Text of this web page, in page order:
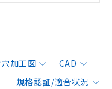
加工図
CAD
規格認証/適合状況